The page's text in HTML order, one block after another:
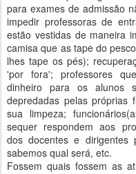
para exames de admissão
impedir professoras de
estão vestidas de maneira
camisa que as tape do
lhes tape os pés);
'por fora'; professores
dinheiro para os alunos
depredadas pelas próprias
sua limpeza;
sequer respondem aos
dos docentes e
sabemos qual será, etc.
Fossem quais fossem as